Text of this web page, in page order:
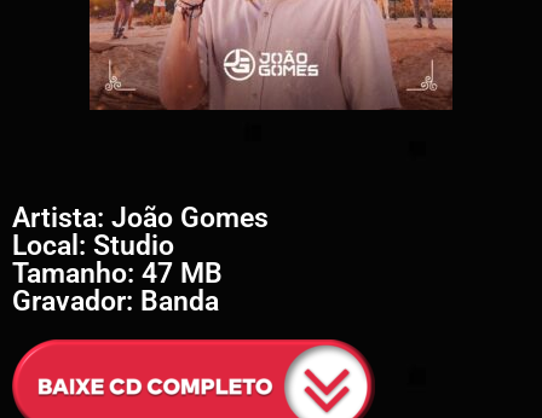
Artista: João Gomes
Local: Studio
Tamanho: 47 MB
Gravador: Banda